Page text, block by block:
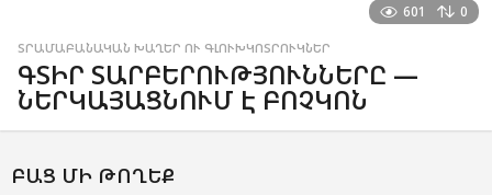
601 0
ՏՐԱՄԱԲԱՆԱԿԱՆ ԽԱՂԵՐ ՈՒ ԳԼՈՒԽԿՈՏՐՈՒԿՆԵՐ
ԳՏԻՐ ՏԱՐԲԵՐՈՒԹՅՈՒՆՆԵՐԸ —
ՆԵՐԿԱՅԱՑՆՈՒՄ Է ԲՈՉԿՈՆ
ԲԱՑ ՄԻ ԹՈՂԵՔ